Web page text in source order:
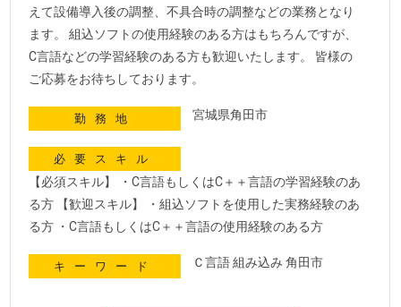
えて設備導入後の調整、不具合時の調整などの業務となり
ます。 組込ソフトの使用経験のある方はもちろんですが、
C言語などの学習経験のある方も歓迎いたします。 皆様の
ご応募をお待ちしております。
勤務地 宮城県角田市
必要スキル
【必須スキル】 ・C言語もしくはC＋＋言語の学習経験のあ
る方 【歓迎スキル】 ・組込ソフトを使用した実務経験のあ
る方 ・C言語もしくはC＋＋言語の使用経験のある方
キーワード Ｃ言語 組み込み 角田市